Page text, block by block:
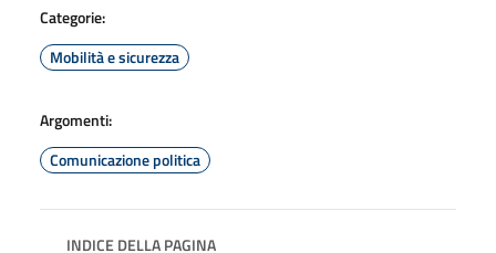
Categorie:
Mobilità e sicurezza
Argomenti:
Comunicazione politica
INDICE DELLA PAGINA